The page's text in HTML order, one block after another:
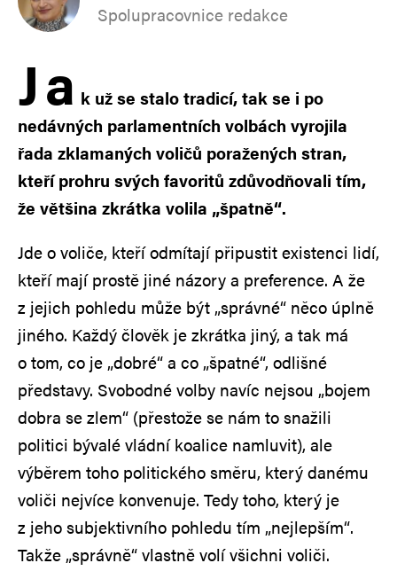
Spolupracovnice redakce
Ja k už se stalo tradicí, tak se i po
nedávných parlamentních volbách vyrojila
řada zklamaných voličů poražených stran,
kteří prohru svých favoritů zdůvodňovali tím,
že většina zkrátka volila „špatně“.
Jde o voliče, kteří odmítají připustit existenci lidí,
kteří mají prostě jiné názory a preference. A že
z jejich pohledu může být „správné“ něco úplně
jiného. Každý člověk je zkrátka jiný, a tak má
o tom, co je „dobré“ a co „špatné“, odlišné
představy. Svobodné volby navíc nejsou „bojem
dobra se zlem“ (přestože se nám to snažili
politici bývalé vládní koalice namluvit), ale
výběrem toho politického směru, který danému
voliči nejvíce konvenuje. Tedy toho, který je
z jeho subjektivního pohledu tím „nejlepším“.
Takže „správně“ vlastně volí všichni voliči.